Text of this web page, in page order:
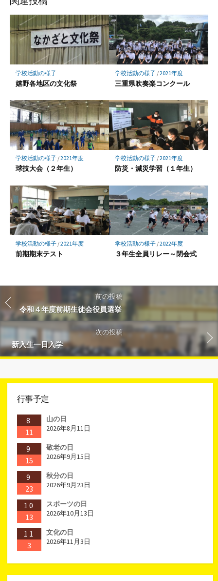
学校活動の様子
嬉野各地区の文化祭
学校活動の様子/2021年度
三重県吹奏楽コンクール
学校活動の様子/2021年度
球技大会（２年生）
学校活動の様子/2021年度
防災・減災学習（１年生）
学校活動の様子/2021年度
前期期末テスト
学校活動の様子/2022年度
３年生全員リレー～閉会式
前の投稿
令和４年度前期生徒会役員選挙
次の投稿
新入生一日入学
行事予定
8
11
山の日
2026年8月11日
9
15
敬老の日
2026年9月15日
9
23
秋分の日
2026年9月23日
10
13
スポーツの日
2026年10月13日
11
3
文化の日
2026年11月3日